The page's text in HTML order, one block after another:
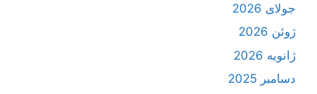
جولای 2026
ژوئن 2026
ژانویه 2026
دسامبر 2025